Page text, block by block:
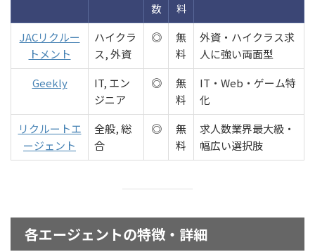
数
料
JACリクルー
トメント
ハイクラ
ス, 外資
◎
無
料
外資・ハイクラス求
人に強い両面型
Geekly
IT, エン
ジニア
◎
無
料
IT・Web・ゲーム特
化
リクルートエ
ージェント
全般, 総
合
◎
無
料
求人数業界最大級・
幅広い選択肢
各エージェントの特徴・詳細